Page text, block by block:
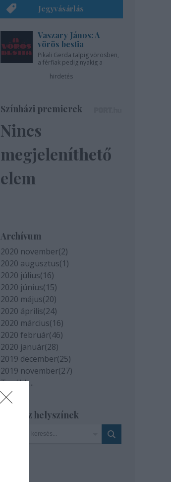
Jegyvásárlás
Vaszary János: A
vörös bestia
Pikali Gerda talpig vörösben,
a férfiak pedig nyakig a
hirdetés
Színházi premierek
Nincs
megjeleníthető
elem
Archívum
2020 november(2)
2020 augusztus(1)
2020 július(16)
2020 június(15)
2020 május(20)
2020 április(24)
2020 március(16)
2020 február(46)
2020 január(28)
2019 december(25)
2019 november(27)
Tovább...
Szinház helyszínek